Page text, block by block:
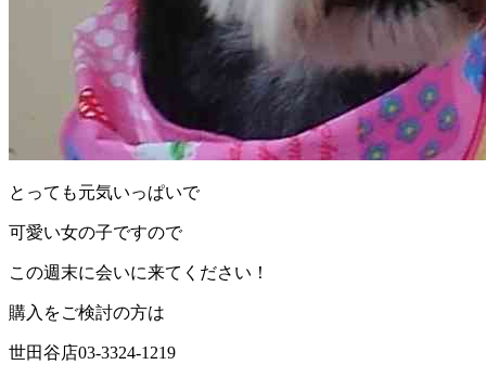
とっても元気いっぱいで
可愛い女の子ですので
この週末に会いに来てください！
購入をご検討の方は
世田谷店03-3324-1219